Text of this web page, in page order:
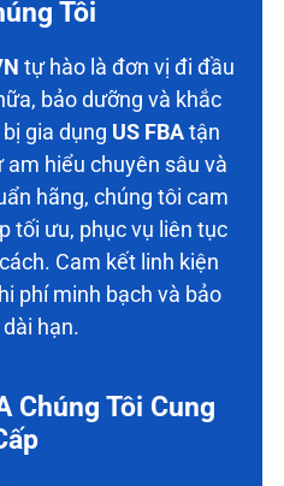
Tôi
tự hào là đơn vị đi đầu
bảo dưỡng và khắc
gia dụng US FBAtận
am hiểu chuyên sâu và
hãng, chúng tôi cam
tối ưu, phục vụ liên tục
Cam kết linh kiện
phí minh bạch và bảo
hạn.
Chúng Tôi Cung